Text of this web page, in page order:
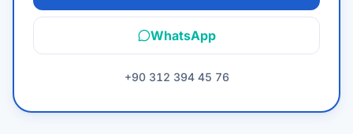
WhatsApp
+90 312 394 45 76